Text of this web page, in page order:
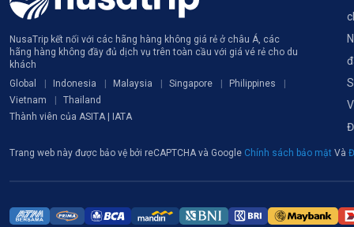
NusaTrip kết nối với các hãng hàng không giá rẻ ở châu Á, các
hãng hàng không đầy đủ dịch vụ trên toàn cầu với giá vé rẻ cho du
khách
Global
Indonesia Malaysia Singapore
Philippines
Vietnam
Thailand
Thành viên của ASITA | IATA
Trang web này được bảo vệ bởi reCAPTCHA và Google Chính sách bảo mật Và